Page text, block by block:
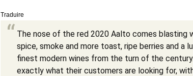
Traduire
The nose of the red 2020 Aalto comes blasting
spice, smoke and more toast, ripe berries and a
finest modern wines from the turn of the
exactly what their customers are looking for,